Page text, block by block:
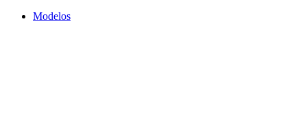
Modelos